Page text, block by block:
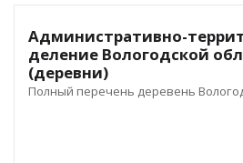
Административно-
деление Вологодской
(деревни)
Полный перечень деревень